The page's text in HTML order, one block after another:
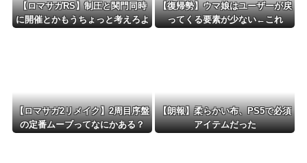
【ロマサガRS】制圧と関門同時
に開催とかもうちょっと考えろよ
【復帰勢】ウマ娘はユーザーが戻
ってくる要素が少ない←これ
【ロマサガ2リメイク】2周目序盤
の定番ムーブってなにかある？
【朗報】柔らかい布、PS5で必須
アイテムだった